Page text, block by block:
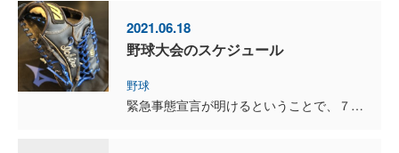
2021.06.18
野球大会のスケジュール
野球
緊急事態宣言が明けるということで、７月の野球大会のスケジュールが決まりました。 高松宮賜杯千歳支部大会が、７月３〜４日。 全日本シニア軟式野球選手権北海道大会が、７月１９〜２１日。 ...